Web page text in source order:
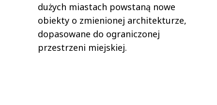
dużych miastach powstaną nowe
obiekty o zmienionej architekturze,
dopasowane do ograniczonej
przestrzeni miejskiej.